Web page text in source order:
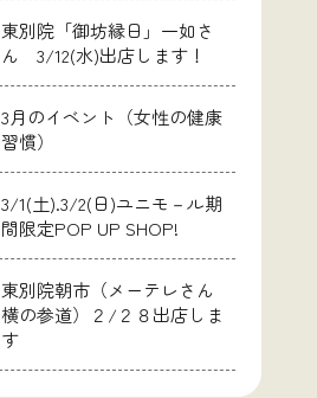
東別院「御坊縁日」一如さ
ん 3/12(水)出店します！
3月のイベント（女性の健康
習慣）
3/1(土).3/2(日)ユニモ－ル期
間限定POP UP SHOP!
東別院朝市（メーテレさん
横の参道）２/２８出店しま
す